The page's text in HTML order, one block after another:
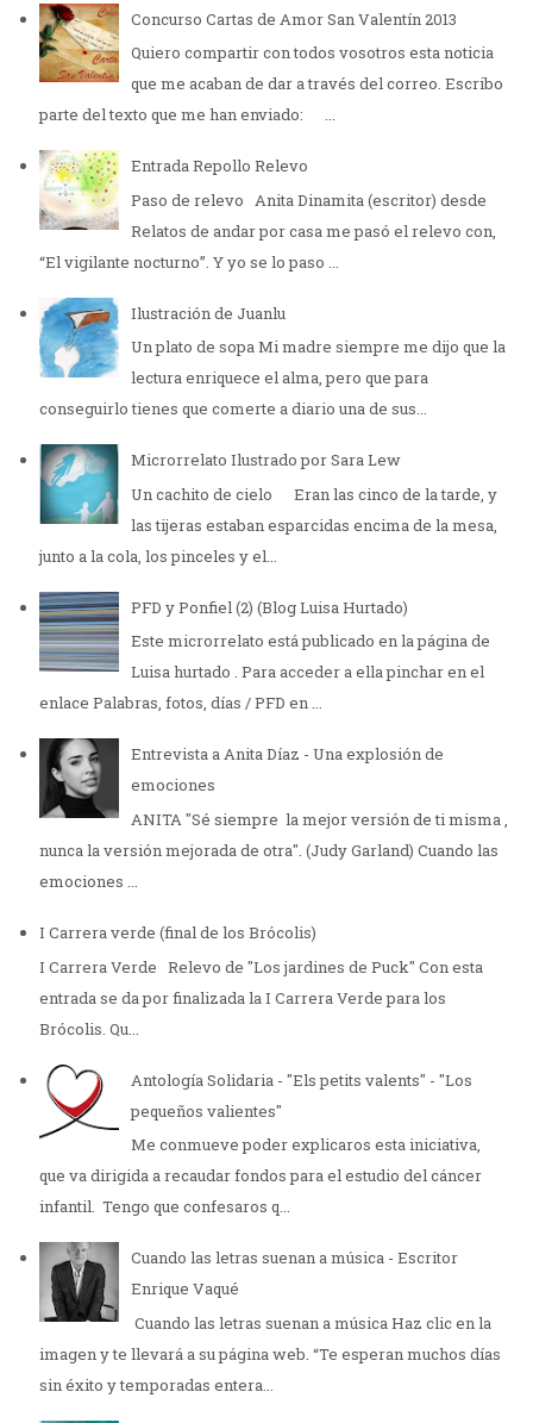
Concurso Cartas de Amor San Valentín 2013
Quiero compartir con todos vosotros esta noticia
que me acaban de dar a través del correo. Escribo
parte del texto que me han enviado: ...
Entrada Repollo Relevo
Paso de relevo Anita Dinamita (escritor) desde
Relatos de andar por casa me pasó el relevo con,
“El vigilante nocturno”. Y yo se lo paso ...
Ilustración de Juanlu
Un plato de sopa Mi madre siempre me dijo que la
lectura enriquece el alma, pero que para
conseguirlo tienes que comerte a diario una de sus...
Microrrelato Ilustrado por Sara Lew
Un cachito de cielo Eran las cinco de la tarde, y
las tijeras estaban esparcidas encima de la mesa,
junto a la cola, los pinceles y el...
PFD y Ponfiel (2) (Blog Luisa Hurtado)
Este microrrelato está publicado en la página de
Luisa hurtado . Para acceder a ella pinchar en el
enlace Palabras, fotos, días / PFD en ...
Entrevista a Anita Díaz - Una explosión de
emociones
ANITA "Sé siempre la mejor versión de ti misma ,
nunca la versión mejorada de otra". (Judy Garland) Cuando las
emociones ...
I Carrera verde (final de los Brócolis)
I Carrera Verde Relevo de "Los jardines de Puck" Con esta
entrada se da por finalizada la I Carrera Verde para los
Brócolis. Qu...
Antología Solidaria - "Els petits valents" - "Los
pequeños valientes"
Me conmueve poder explicaros esta iniciativa,
que va dirigida a recaudar fondos para el estudio del cáncer
infantil. Tengo que confesaros q...
Cuando las letras suenan a música - Escritor
Enrique Vaqué
Cuando las letras suenan a música Haz clic en la
imagen y te llevará a su página web. “Te esperan muchos días
sin éxito y temporadas entera...